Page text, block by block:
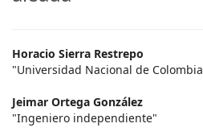
Main
Article
Content
Horacio Sierra Restrepo
"Universidad Nacional de
Jeimar Ortega González
"Ingeniero independiente"